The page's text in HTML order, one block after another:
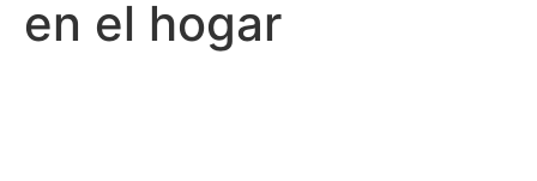
en el hogar